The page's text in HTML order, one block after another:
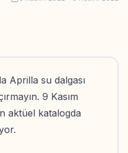
Aprilla su dalgası
9 Kasım
aktüel katalogda